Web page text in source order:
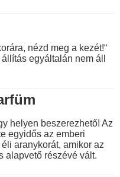
nézd meg a kezét!“
egyáltalán nem áll
helyen beszerezhető! Az
egyidős az emberi
aranykorát, amikor az
alapvető részévé vált.